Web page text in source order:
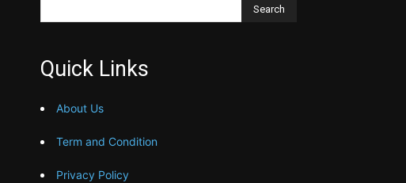
Search
Quick Links
About Us
Term and Condition
Privacy Policy